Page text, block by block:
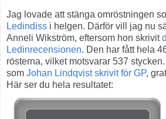
Jag lovade att stänga omröstningen
Ledindiss i helgen. Därför vill jag nu
Anneli Wikström, eftersom hon skrivit
Ledinrecensionen. Den har fått hela
rösterna, vilket motsvarar 537
som Johan Lindqvist skrivit för GP,
Här ser du hela resultatet: